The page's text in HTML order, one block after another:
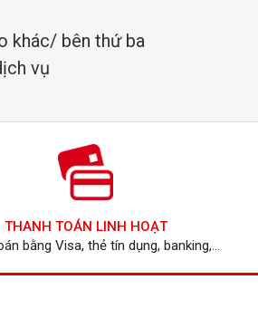
khác/ bên thứ ba
vụ
THANH TOÁN LINH HOẠT
bằng Visa, thẻ tín dụng, banking,...